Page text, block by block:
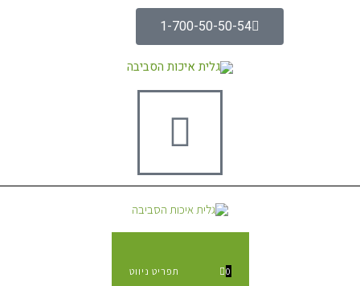
1-700-50-50-54
0 תפריט ניווט